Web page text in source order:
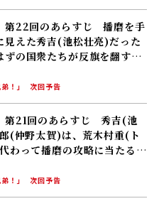
第22回のあらすじ 播磨を手
見えた秀吉(池松壮亮)だった
ずの国衆たちが反旗を翻す。
田将暉)の体調が悪化し
！」
次回予告
第21回のあらすじ 秀吉(池
(仲野太賀)は、荒木村重(ト
わって播磨の攻略に当たる。
われたが……
！」
次回予告